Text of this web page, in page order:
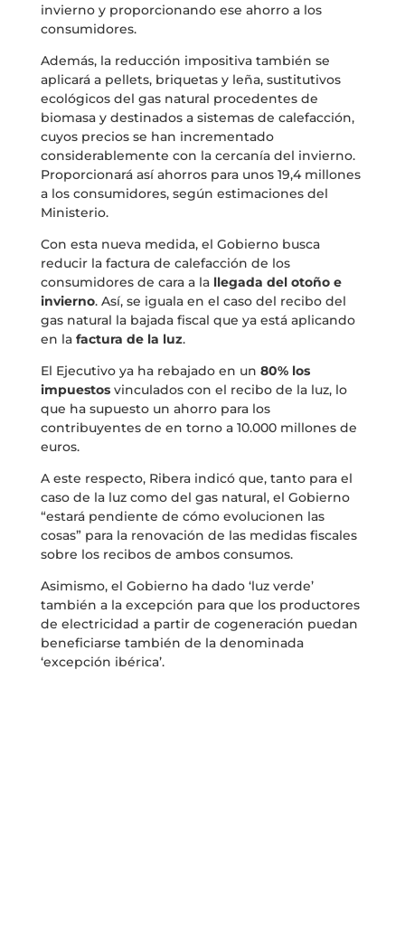
invierno y proporcionando ese ahorro a los
consumidores.
Además, la reducción impositiva también se
aplicará a pellets, briquetas y leña, sustitutivos
ecológicos del gas natural procedentes de
biomasa y destinados a sistemas de calefacción,
cuyos precios se han incrementado
considerablemente con la cercanía del invierno.
Proporcionará así ahorros para unos 19,4 millones
a los consumidores, según estimaciones del
Ministerio.
Con esta nueva medida, el Gobierno busca
reducir la factura de calefacción de los
consumidores de cara a lallegada del otoño e
invierno. Así, se iguala en el caso del recibo del
gas natural la bajada fiscal que ya está aplicando
en lafactura de la luz.
El Ejecutivo ya ha rebajado en un 80% los
impuestosvinculados con el recibo de la luz, lo
que ha supuesto un ahorro para los
contribuyentes de en torno a 10.000 millones de
euros.
A este respecto, Ribera indicó que, tanto para el
caso de la luz como del gas natural, el Gobierno
“estará pendiente de cómo evolucionen las
cosas” para la renovación de las medidas fiscales
sobre los recibos de ambos consumos.
Asimismo, el Gobierno ha dado ‘luz verde’
también a la excepción para que los productores
de electricidad a partir de cogeneración puedan
beneficiarse también de la denominada
‘excepción ibérica’.